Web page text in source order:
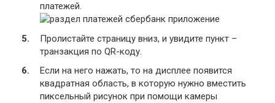
платежей.
Пролистайте страницу вниз, и увидите пункт –
транзакция по QR-коду.
Если на него нажать, то на дисплее появится
квадратная область, в которую нужно вместить
пиксельный рисунок при помощи камеры